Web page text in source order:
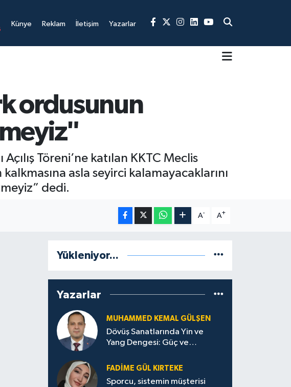
Künye Reklam İletişim Yazarlar
ordusunun
Töreni’ne katılan KKTC Meclis
asla seyirci kalamayacaklarını
dedi.
A- A+
Yükleniyor...
Yazarlar
MUHAMMED KEMAL GÜLŞEN
Dövüş Sanatlarında Yin ve
Yang Dengesi: Güç ve
FADIME GÜL KIRTEKE
Sporcu, sistemin müşterisi